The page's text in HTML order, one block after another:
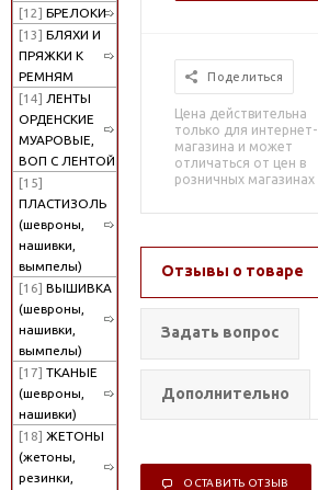
[12] БРЕЛОКИ
[13] БЛЯХИ И
ПРЯЖКИ К
РЕМНЯМ
[14] ЛЕНТЫ
ОРДЕНСКИЕ
МУАРОВЫЕ,
ВОП С ЛЕНТОЙ
[15]
ПЛАСТИЗОЛЬ
(шевроны,
нашивки,
вымпелы)
[16] ВЫШИВКА
(шевроны,
нашивки,
вымпелы)
[17] ТКАНЫЕ
(шевроны,
нашивки)
[18] ЖЕТОНЫ
(жетоны,
резинки,
Поделиться
Цена действительна
только для интернет-
магазина и может
отличаться от цен в
розничных магазинах
Отзывы о товаре
Задать вопрос
Дополнительно
ОСТАВИТЬ ОТЗЫВ